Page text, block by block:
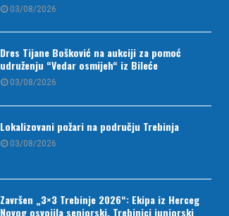
03/08/2026
Dres Tijane Bošković na aukciji za pomoć
udruženju “Vedar osmijeh“ iz Bileće
03/08/2026
Lokalizovani požari na području Trebinja
03/08/2026
Završen „3×3 Trebinje 2026“: Ekipa iz Herceg
Novog osvojila seniorski, Trebinjci juniorski